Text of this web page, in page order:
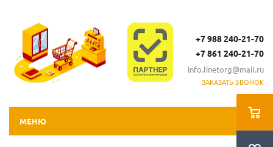
+7 988 240-21-70
+7 861 240-21-70
info.linetorg@mail.ru
ЗАКАЗАТЬ ЗВОНОК
МЕНЮ